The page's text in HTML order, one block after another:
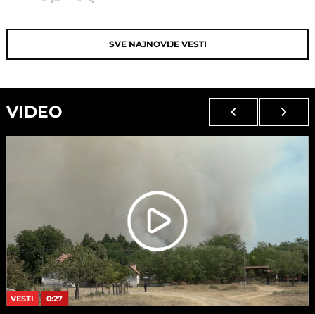
SVE NAJNOVIJE VESTI
VIDEO
VESTI 0:27